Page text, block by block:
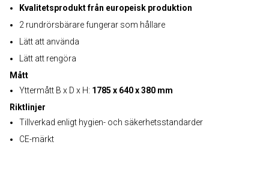
Kvalitetsprodukt från europeisk produktion
2 rundrörsbärare fungerar som hållare
Lätt att använda
Lätt att rengöra
Mått
Yttermått B x D x H: 1785 x 640 x 380 mm
Riktlinjer
Tillverkad enligt hygien- och säkerhetsstandarder
CE-märkt